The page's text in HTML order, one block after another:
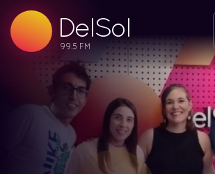
DelSol
99.5 FM
99.5 FM
99.5 FM